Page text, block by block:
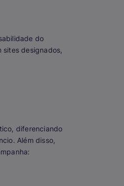
do
sites designados,
diferenciando
Além disso,